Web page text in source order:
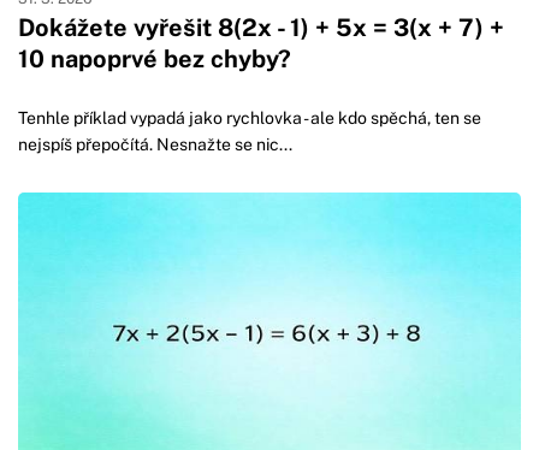
Dokážete vyřešit 8(2x - 1) + 5x = 3(x + 7) +
10 napoprvé bez chyby?
Tenhle příklad vypadá jako rychlovka - ale kdo spěchá, ten se
nejspíš přepočítá. Nesnažte se nic...